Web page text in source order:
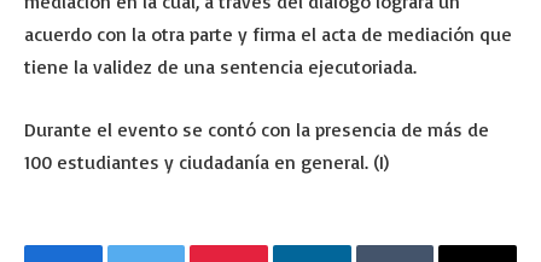
acuerdo con la otra parte y firma el acta de mediación que
tiene la validez de una sentencia ejecutoriada.
Durante el evento se contó con la presencia de más de
100 estudiantes y ciudadanía en general. (I)